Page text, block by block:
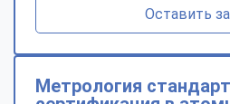
Оставить
Метрология